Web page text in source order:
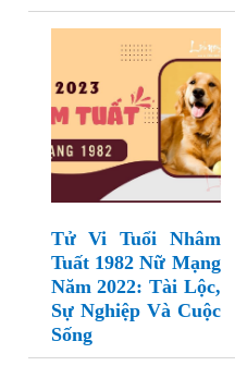
Tử Vi Tuổi Nhâm
Tuất 1982 Nữ Mạng
Năm 2022: Tài Lộc,
Sự Nghiệp Và Cuộc
Sống